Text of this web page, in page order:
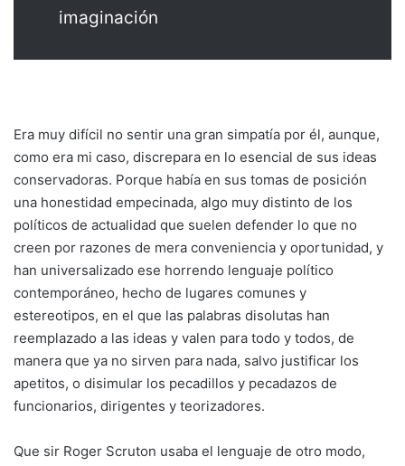
imaginación
Era muy difícil no sentir una gran simpatía por él, aunque,
como era mi caso, discrepara en lo esencial de sus ideas
conservadoras. Porque había en sus tomas de posición
una honestidad empecinada, algo muy distinto de los
políticos de actualidad que suelen defender lo que no
creen por razones de mera conveniencia y oportunidad, y
han universalizado ese horrendo lenguaje político
contemporáneo, hecho de lugares comunes y
estereotipos, en el que las palabras disolutas han
reemplazado a las ideas y valen para todo y todos, de
manera que ya no sirven para nada, salvo justificar los
apetitos, o disimular los pecadillos y pecadazos de
funcionarios, dirigentes y teorizadores.
Que sir Roger Scruton usaba el lenguaje de otro modo,